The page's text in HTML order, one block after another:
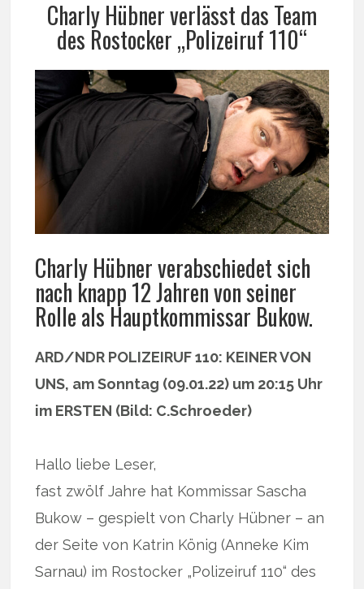
Charly Hübner verlässt das Team
des Rostocker „Polizeiruf 110“
Charly Hübner verabschiedet sich
nach knapp 12 Jahren von seiner
Rolle als Hauptkommissar Bukow.
ARD/NDR POLIZEIRUF 110: KEINER VON
UNS, am Sonntag (09.01.22) um 20:15 Uhr
im ERSTEN (Bild: C.Schroeder)
Hallo liebe Leser,
fast zwölf Jahre hat Kommissar Sascha
Bukow – gespielt von Charly Hübner – an
der Seite von Katrin König (Anneke Kim
Sarnau) im Rostocker „Polizeiruf 110“ des